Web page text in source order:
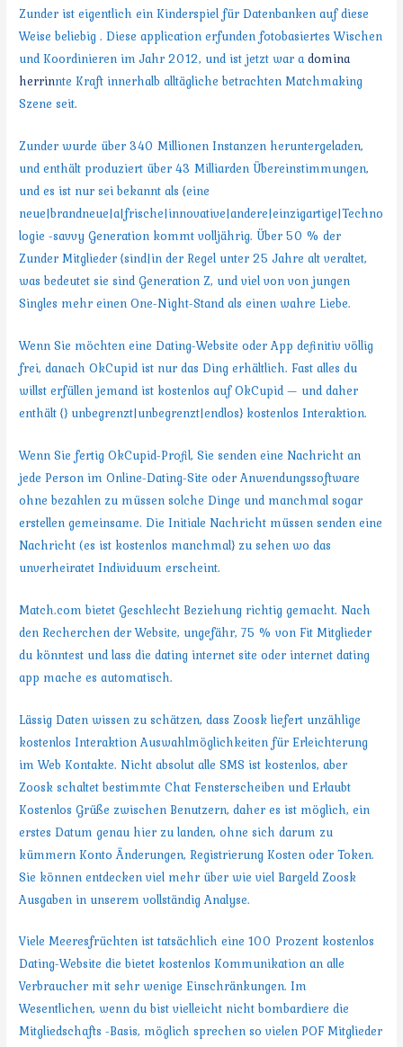
Zunder ist eigentlich ein Kinderspiel für Datenbanken auf diese
Weise beliebig . Diese application erfunden fotobasiertes Wischen
und Koordinieren im Jahr 2012, und ist jetzt war adomina
herrinnte Kraft innerhalb alltägliche betrachten Matchmaking
Szene seit.
Zunder wurde über 340 Millionen Instanzen heruntergeladen,
und enthält produziert über 43 Milliarden Übereinstimmungen,
und es ist nur sei bekannt als {eine
neue|brandneue|a|frische|innovative|andere|einzigartige|Techno
logie -savvy Generation kommt volljährig. Über 50 % der
Zunder Mitglieder {sind|in der Regel unter 25 Jahre alt veraltet,
was bedeutet sie sind Generation Z, und viel von von jungen
Singles mehr einen One-Night-Stand als einen wahre Liebe.
Wenn Sie möchten eine Dating-Website oder App definitiv völlig
frei, danach OkCupid ist nur das Ding erhältlich. Fast alles du
willst erfüllen jemand ist kostenlos auf OkCupid — und daher
enthält {} unbegrenzt|unbegrenzt|endlos} kostenlos Interaktion.
Wenn Sie fertig OkCupid-Profil, Sie senden eine Nachricht an
jede Person im Online-Dating-Site oder Anwendungssoftware
ohne bezahlen zu müssen solche Dinge und manchmal sogar
erstellen gemeinsame. Die Initiale Nachricht müssen senden eine
Nachricht (es ist kostenlos manchmal} zu sehen wo das
unverheiratet Individuum erscheint.
Match.com bietet Geschlecht Beziehung richtig gemacht. Nach
den Recherchen der Website, ungefähr, 75 % von Fit Mitglieder
du könntest und lass die dating internet site oder internet dating
app mache es automatisch.
Lässig Daten wissen zu schätzen, dass Zoosk liefert unzählige
kostenlos Interaktion Auswahlmöglichkeiten für Erleichterung
im Web Kontakte. Nicht absolut alle SMS ist kostenlos, aber
Zoosk schaltet bestimmte Chat Fensterscheiben und Erlaubt
Kostenlos Grüße zwischen Benutzern, daher es ist möglich, ein
erstes Datum genau hier zu landen, ohne sich darum zu
kümmern Konto Änderungen, Registrierung Kosten oder Token.
Sie können entdecken viel mehr über wie viel Bargeld Zoosk
Ausgaben in unserem vollständig Analyse.
Viele Meeresfrüchten ist tatsächlich eine 100 Prozent kostenlos
Dating-Website die bietet kostenlos Kommunikation an alle
Verbraucher mit sehr wenige Einschränkungen. Im
Wesentlichen, wenn du bist vielleicht nicht bombardiere die
Mitgliedschafts -Basis, möglich sprechen so vielen POF Mitglieder